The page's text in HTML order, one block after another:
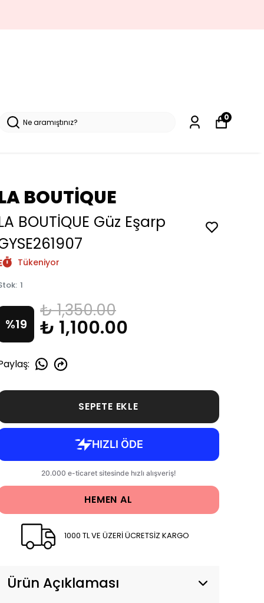
0
BOUTİQUE
BOUTİQUE Güz Eşarp
Tükeniyor
: 1
%19
₺ 1,350.00
₺ 1,100.00
:
SEPETE EKLE
HEMEN AL
1000 TL VE ÜZERİ ÜCRETSİZ KARGO
Ürün Açıklaması